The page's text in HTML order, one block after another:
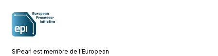
SiPearl est membre de l’European